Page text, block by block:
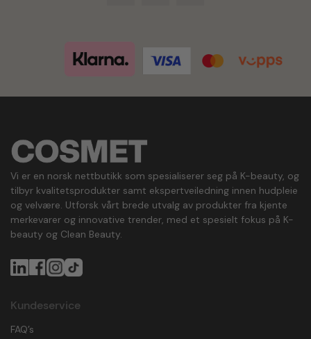
Vi er en norsk nettbutikk som spesialiserer seg på K-beauty, og
tilbyr kvalitetsprodukter samt ekspertveiledning innen hudpleie
og velvære. Utforsk vårt brede utvalg av produkter fra kjente
merkevarer og innovative trender, med et spesielt fokus på K-
beauty og Clean Beauty.
Kundeservice
FAQ’s